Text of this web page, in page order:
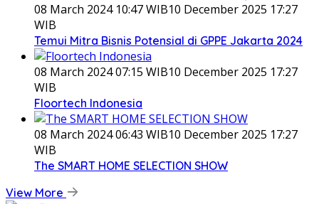
08 March 2024 10:47 WIB10 December 2025 17:27
WIB
Temui Mitra Bisnis Potensial di GPPE Jakarta 2024
08 March 2024 07:15 WIB10 December 2025 17:27
WIB
Floortech Indonesia
08 March 2024 06:43 WIB10 December 2025 17:27
WIB
The SMART HOME SELECTION SHOW
View More